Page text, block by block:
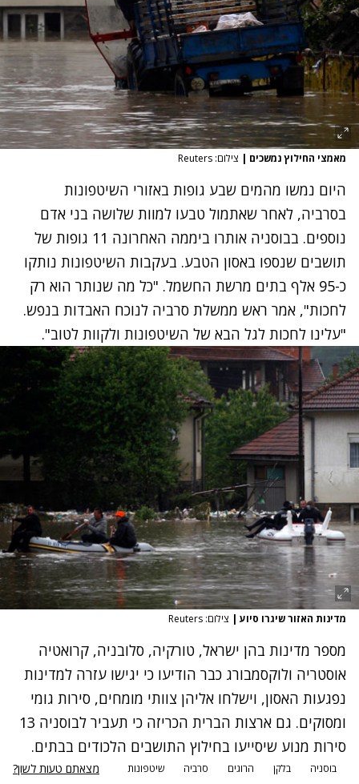
מאמצי החילוץ נמשכים | צילום: Reuters
היום נמשו מהמים שבע גופות באזורי השיטפונות
בסרביה, לאחר שאתמול טבעו למוות שלושה בני אדם
נוספים. בבוסניה אותרו ביממה האחרונה 11 גופות של
תושבים שנספו באסון הטבע. בעקבות השיטפונות נותקו
כ-95 אלף בתים מרשת החשמל. "כל מה שנותר הוא רק
לחכות", אמר ראש ממשלת סרביה לנוכח האבדות בנפש.
"עלינו לחכות לגל הבא של השיטפונות ולקוות לטוב".
מדינות האזור שיגרו סיוע | צילום: Reuters
מספר מדינות בהן ישראל, טורקיה, סלובניה, קרואטיה
אוסטריה ולוקסמבורג כבר הודיעו כי יגישו עזרה למדינות
נפגעות האסון, וישלחו אליהן צוותי מומחים, סירות גומי
ומסוקים. גם ארצות הברית הכריזה כי תעביר לבוסניה 13
סירות מנוע שיסייעו בחילוץ התושבים הלכודים בבתים.
בוסניה בלקן הרוגים סרביה שיטפונות מצאתם טעות לשון?